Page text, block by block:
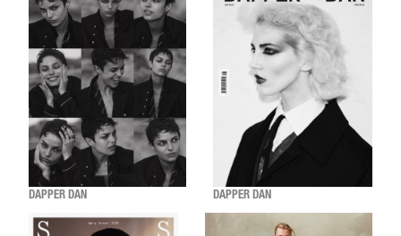
DAPPER DAN DAPPER DAN